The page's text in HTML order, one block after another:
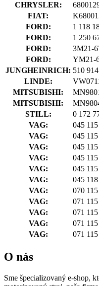
CHRYSLER:
FIAT:
FORD:
1 118
FORD:
1 250
FORD:
3M21-
FORD:
YM21-
JUNGHEINRICH: 510
LINDE:
MITSUBISHI:
MITSUBISHI:
STILL:
0 172
VAG:
045
VAG:
045
VAG:
045
VAG:
045
VAG:
045
VAG:
045
VAG:
070
VAG:
071
VAG:
071
VAG:
071
VAG:
071
O nás
Sme špecializovaný e-shop,